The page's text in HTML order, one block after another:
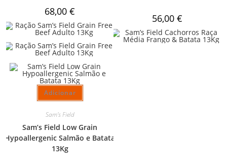
68,00€
56,00 €
Adicionar
Sam's Field
Sam’s Field Low Grain
Hypoallergenic Salmão e Batata
13Kg